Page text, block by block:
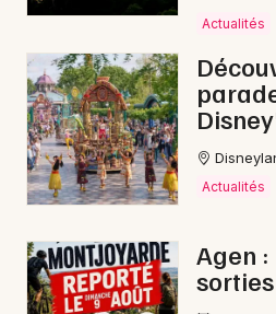
Conférences en Nouvelle-
Artistes en tournée
Actualités
Actualités
Agen :